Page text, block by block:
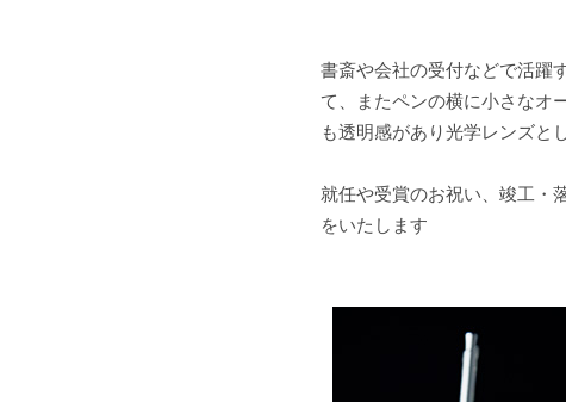
書斎や会社の受付などで活躍
て、またペンの横に小さなオ
も透明感があり光学レンズと
就任や受賞のお祝い、竣工・
をいたします